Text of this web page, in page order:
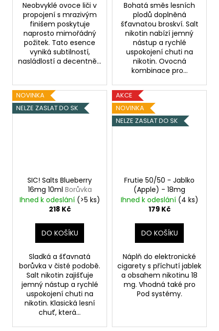
Neobvyklé ovoce liči v
propojení s mrazivým
finišem poskytuje
naprosto mimořádný
požitek. Tato esence
vyniká subtilností,
nasládlostí a decentně...
Bohatá směs lesních
plodů doplněná
šťavnatou broskví. Salt
nikotin nabízí jemný
nástup a rychlé
uspokojení chuti na
nikotin. Ovocná
kombinace pro...
NOVINKA
NELZE ZASLAT DO SK
SIC! Salts Blueberry
16mg 10ml Borůvka
Ihned k odeslání (>5 ks)
218 Kč
DO KOŠÍKU
Sladká a šťavnatá
borůvka v čisté podobě.
Salt nikotin zajišťuje
jemný nástup a rychlé
uspokojení chuti na
nikotin. Klasická lesní
chuť, která...
AKCE
NOVINKA
NELZE ZASLAT DO SK
Frutie 50/50 - Jablko
(Apple) - 18mg
Ihned k odeslání (4 ks)
179 Kč
DO KOŠÍKU
Náplň do elektronické
cigarety s příchutí jablek
a obsahem nikotinu 18
mg. Vhodná také pro
Pod systémy.